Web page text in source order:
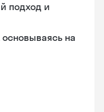
подход и
на